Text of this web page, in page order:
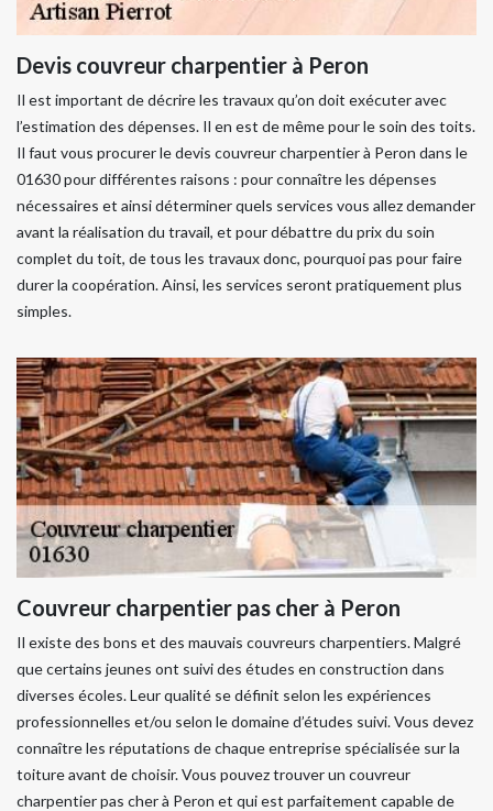
Devis couvreur charpentier à Peron
Il est important de décrire les travaux qu’on doit exécuter avec
l’estimation des dépenses. Il en est de même pour le soin des toits.
Il faut vous procurer le devis couvreur charpentier à Peron dans le
01630 pour différentes raisons : pour connaître les dépenses
nécessaires et ainsi déterminer quels services vous allez demander
avant la réalisation du travail, et pour débattre du prix du soin
complet du toit, de tous les travaux donc, pourquoi pas pour faire
durer la coopération. Ainsi, les services seront pratiquement plus
simples.
Couvreur charpentier pas cher à Peron
Il existe des bons et des mauvais couvreurs charpentiers. Malgré
que certains jeunes ont suivi des études en construction dans
diverses écoles. Leur qualité se définit selon les expériences
professionnelles et/ou selon le domaine d’études suivi. Vous devez
connaître les réputations de chaque entreprise spécialisée sur la
toiture avant de choisir. Vous pouvez trouver un couvreur
charpentier pas cher à Peron et qui est parfaitement capable de